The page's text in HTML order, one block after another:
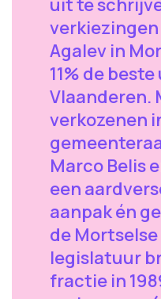
verkiezingen
Agalev in
11% de
Vlaanderen.
verkozenen
Marco Belis
een
aanpak én
de
legislatuur
fractie in